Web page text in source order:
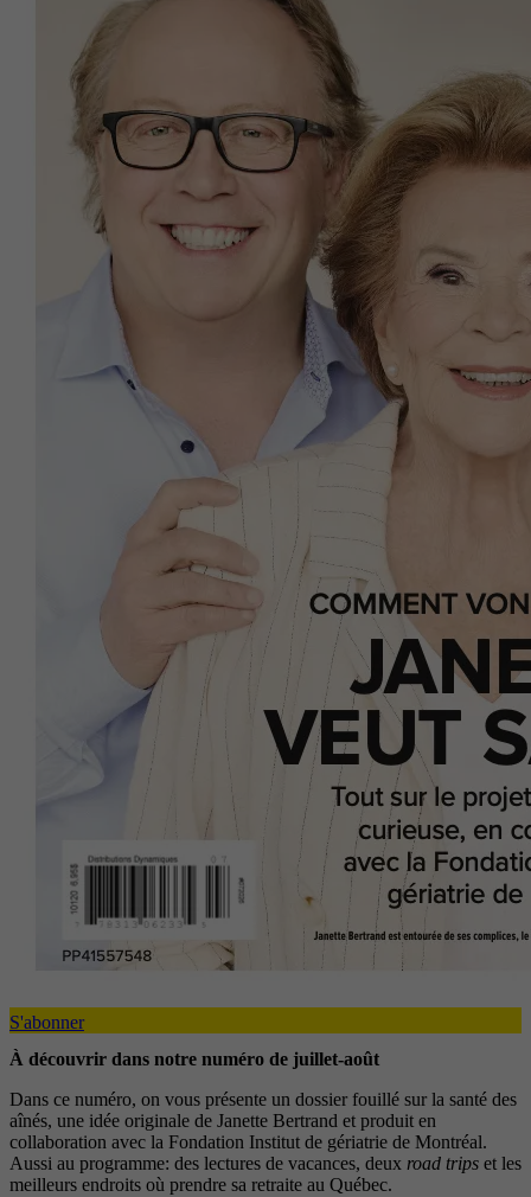
S'abonner
À découvrir dans notre numéro de juillet-août
Dans ce numéro, on vous présente un dossier fouillé sur la santé des
aînés, une idée originale de Janette Bertrand et produit en
collaboration avec la Fondation Institut de gériatrie de Montréal.
Aussi au programme: des lectures de vacances, deux road trips et les
meilleurs endroits où prendre sa retraite au Québec.